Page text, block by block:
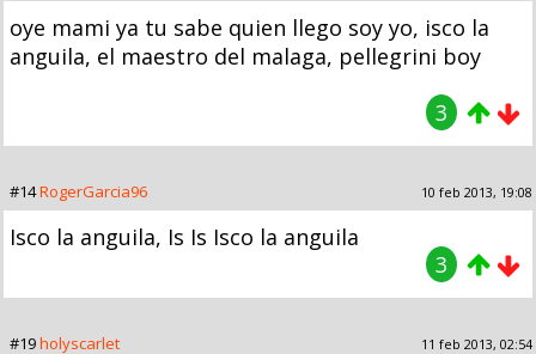
oye mami ya tu sabe quien llego soy yo, isco la
anguila, el maestro del malaga, pellegrini boy
3
#14RogerGarcia96 10 feb 2013, 19:08
Isco la anguila, Is Is Isco la anguila
3
#19holyscarlet 11 feb 2013, 02:54